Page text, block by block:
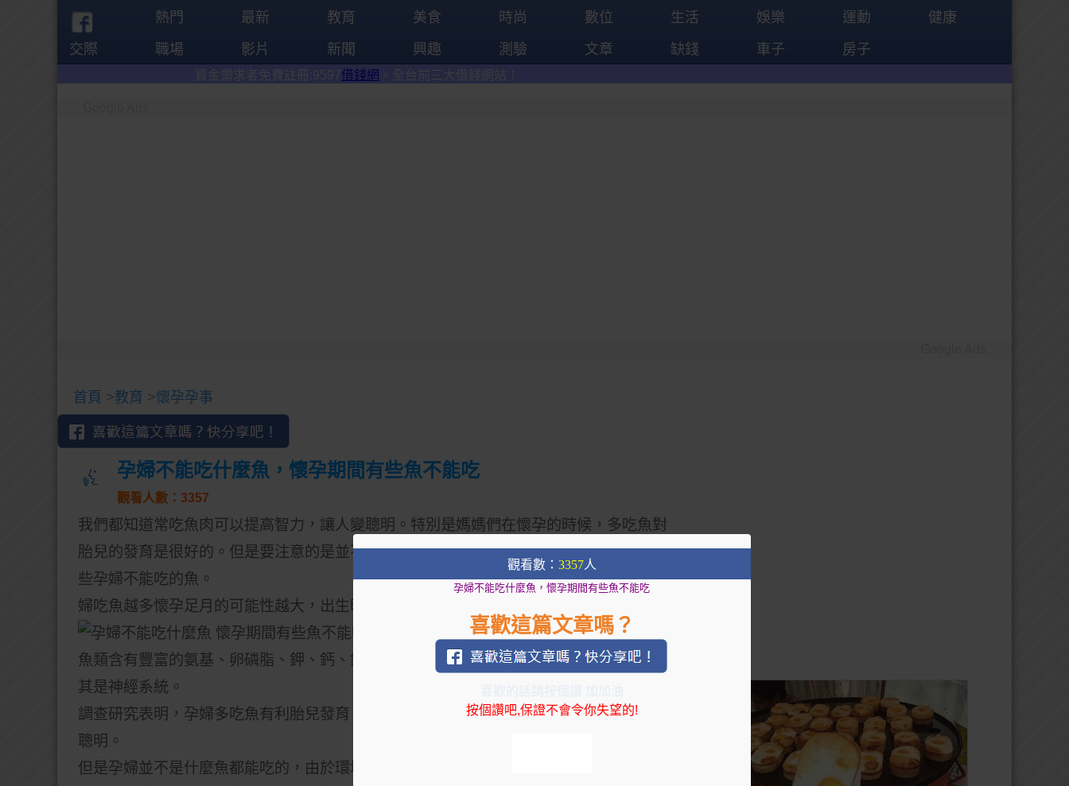
熱門 最新 教育 美食 時尚 數位 生活 娛樂 運動
健康
交際
職場 影片 新聞 興趣 測驗 文章 缺錢 車子 房子
。全台前三大借錢網站！
首頁 >教育 >懷孕孕事
孕婦不能吃什麼魚，懷孕期間有些魚不能吃
觀看人數：3357
我們都知道常吃魚肉可以提高智力，讓人變聰明。特別是媽媽們在懷孕的時候，多吃魚對
胎兒的發育是很好的。但是要注意的是並不是所有的魚都是能吃的，下面就為大家介紹一
些孕婦不能吃的魚。
婦吃魚越多懷孕足月的可能性越大，出生時的嬰兒也會較一般嬰兒更健康、更精神。
魚類含有豐富的氨基、卵磷脂、鉀、鈣、鋅等微量元素，這些是胎兒發育的必要物質，尤
其是神經系統。
調查研究表明，孕婦多吃魚有利胎兒發育，特別是腦部神經系統，這樣生出來的寶寶特別
聰明。
但是孕婦並不是什麼魚都能吃的，由於環境污染，可能出現有毒物質在魚體內蓄積，買魚
觀看數： 3357人
孕婦不能吃什麼魚，懷孕期間有些魚不能吃
喜歡這篇文章嗎？
按個讚吧,保證不會令你失望的!